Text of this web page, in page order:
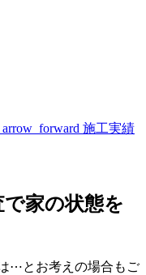
arrow_forward 施工実績
家の状態を
⋯とお考えの場合もご